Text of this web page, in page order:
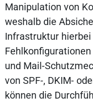
Manipulation von
weshalb die
Infrastruktur
und Mail-
von SPF-, DKIM-
können die